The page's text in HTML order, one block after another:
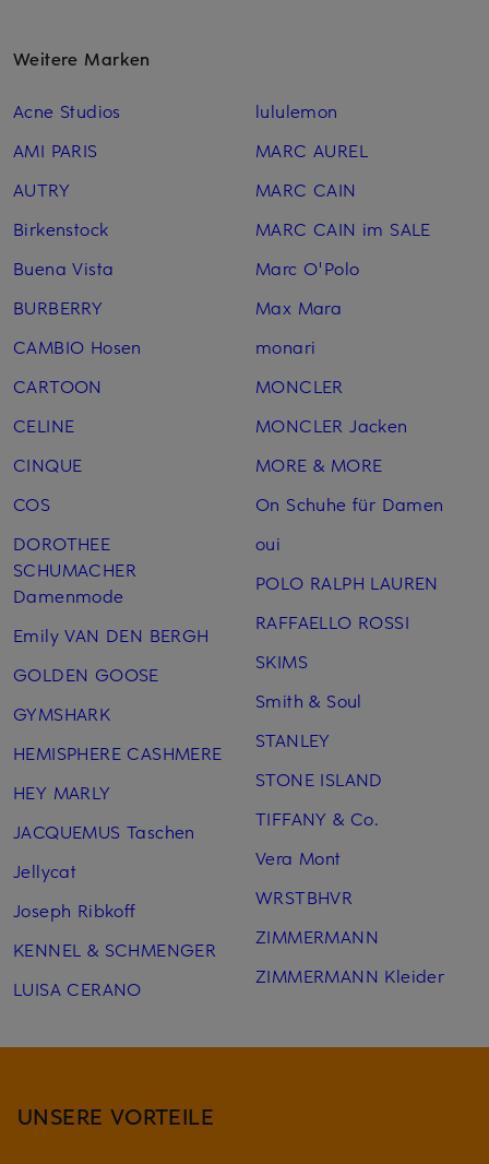
Weitere Marken
Acne Studios
AMI PARIS
AUTRY
Birkenstock
Buena Vista
BURBERRY
CAMBIO Hosen
CARTOON
CELINE
CINQUE
COS
DOROTHEE
SCHUMACHER
Damenmode
Emily VAN DEN BERGH
GOLDEN GOOSE
GYMSHARK
HEMISPHERE CASHMERE
HEY MARLY
JACQUEMUS Taschen
Jellycat
Joseph Ribkoff
KENNEL & SCHMENGER
LUISA CERANO
lululemon
MARC AUREL
MARC CAIN
MARC CAIN im SALE
Marc O'Polo
Max Mara
monari
MONCLER
MONCLER Jacken
MORE & MORE
On Schuhe für Damen
oui
POLO RALPH LAUREN
RAFFAELLO ROSSI
SKIMS
Smith & Soul
STANLEY
STONE ISLAND
TIFFANY & Co.
Vera Mont
WRSTBHVR
ZIMMERMANN
ZIMMERMANN Kleider
UNSERE VORTEILE